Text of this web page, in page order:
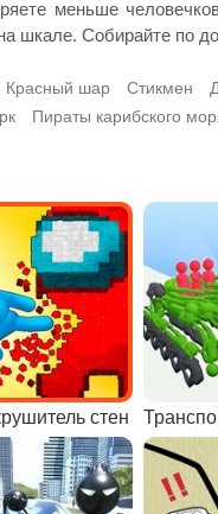
меньше
шкале. Собирайте по
Красный шар Стикмен
Пираты карибского
стен